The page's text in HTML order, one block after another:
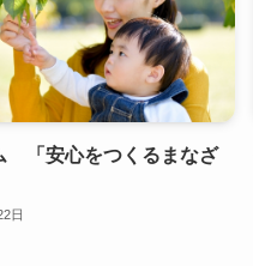
「安心をつくるまなざ
日